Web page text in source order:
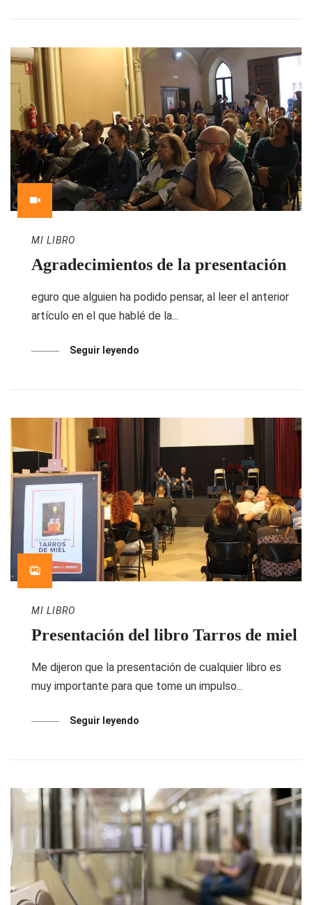
MI LIBRO
Agradecimientos de la presentación
eguro que alguien ha podido pensar, al leer el anterior
artículo en el que hablé de la...
Seguir leyendo
MI LIBRO
Presentación del libro Tarros de miel
Me dijeron que la presentación de cualquier libro es
muy importante para que tome un impulso...
Seguir leyendo